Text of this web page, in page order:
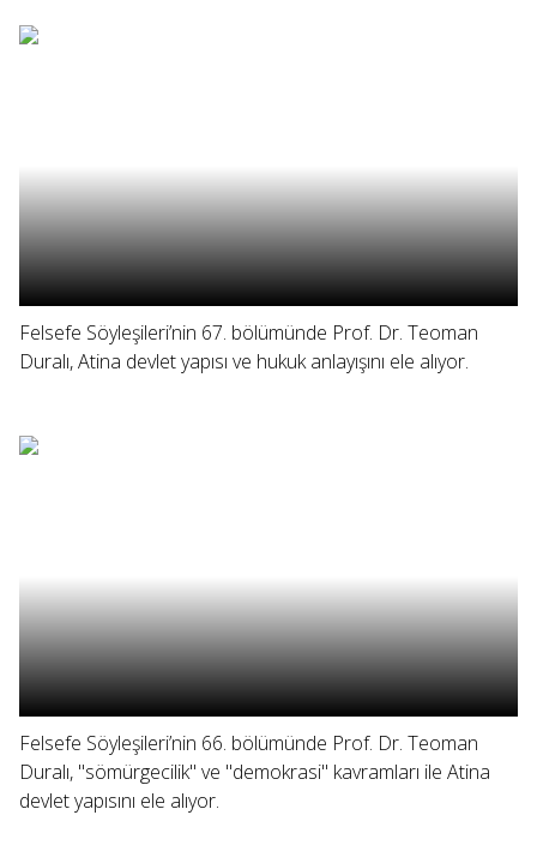
Felsefe Söyleşileri’nin 67. bölümünde Prof. Dr. Teoman
Duralı, Atina devlet yapısı ve hukuk anlayışını ele alıyor.
Felsefe Söyleşileri’nin 66. bölümünde Prof. Dr. Teoman
Duralı, "sömürgecilik" ve "demokrasi" kavramları ile Atina
devlet yapısını ele alıyor.